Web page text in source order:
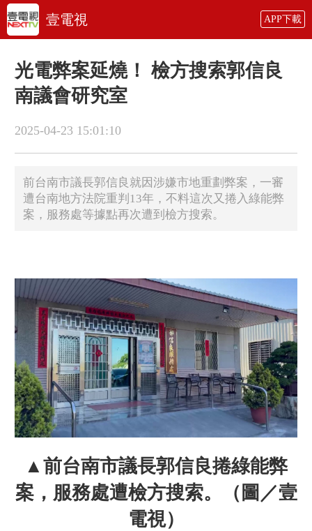
壹電視 APP下載
光電弊案延燒！ 檢方搜索郭信良
南議會研究室
2025-04-23 15:01:10
前台南市議長郭信良就因涉嫌市地重劃弊案，一審
遭台南地方法院重判13年，不料這次又捲入綠能弊
案，服務處等據點再次遭到檢方搜索。
▲ 前台南市議長郭信良捲綠能弊
案，服務處遭檢方搜索。
（圖／壹
電視）